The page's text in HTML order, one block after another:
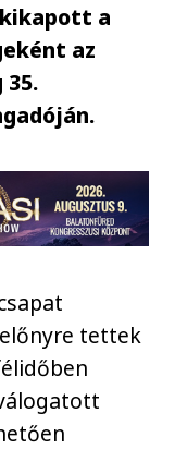
a
az
tettek